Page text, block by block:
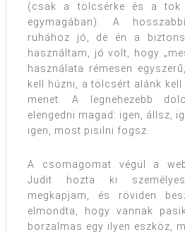
(csak a tölcsérke és a tok
egymagában). A
ruhához jó, de én a
használtam, jó volt, hogy
használata rémesen
kell húzni, a tölcsért alánk kell
menet. A legnehezebb
elengedni magad: igen, állsz,
igen, most pisilni fogsz.
A csomagomat végül a
Judit hozta ki
megkapjam, és röviden
elmondta, hogy vannak
borzalmas egy ilyen eszköz,